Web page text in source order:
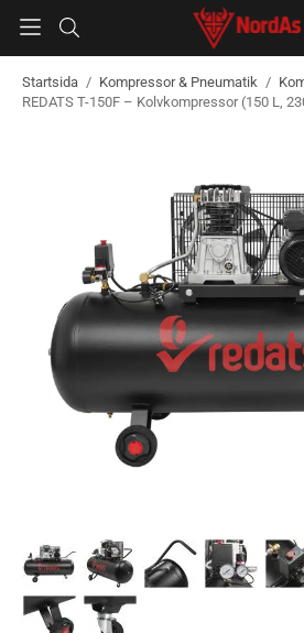
Startsida / Kompressor & Pneumatik /
REDATS T-150F – Kolvkompressor (150 L,